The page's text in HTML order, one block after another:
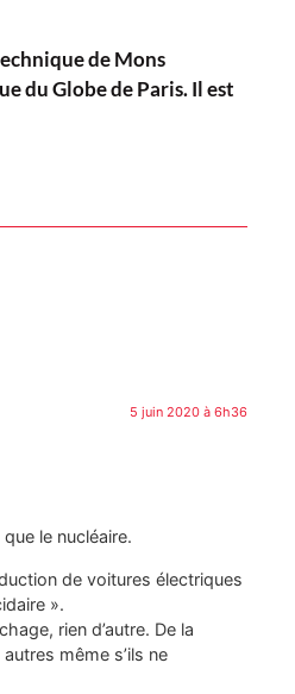
de Mons
du Globe de Paris. Il est
5 juin 2020 à 6h36
le nucléaire.
de voitures électriques
».
rien d’autre. De la
même s’ils ne